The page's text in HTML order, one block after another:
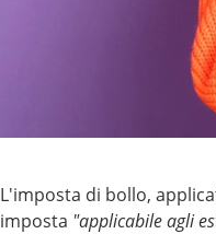
L'imposta di bollo,
imposta "applicabile agli